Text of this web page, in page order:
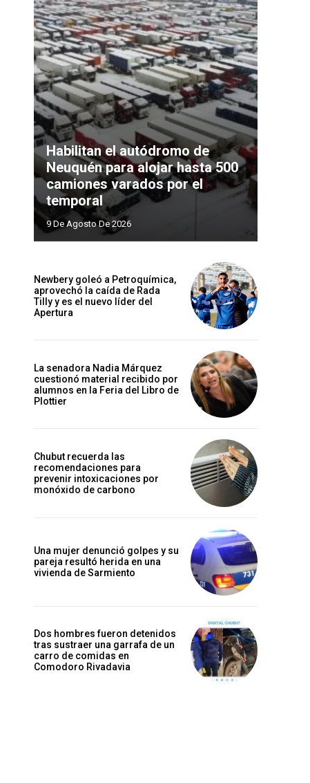
Habilitan el autódromo de
Neuquén para alojar hasta 500
camiones varados por el
temporal
9 De Agosto De 2026
Newbery goleó a Petroquímica,
aprovechó la caída de Rada
Tilly y es el nuevo líder del
Apertura
La senadora Nadia Márquez
cuestionó material recibido por
alumnos en la Feria del Libro de
Plottier
Chubut recuerda las
recomendaciones para
prevenir intoxicaciones por
monóxido de carbono
Una mujer denunció golpes y su
pareja resultó herida en una
vivienda de Sarmiento
Dos hombres fueron detenidos
tras sustraer una garrafa de un
carro de comidas en
Comodoro Rivadavia